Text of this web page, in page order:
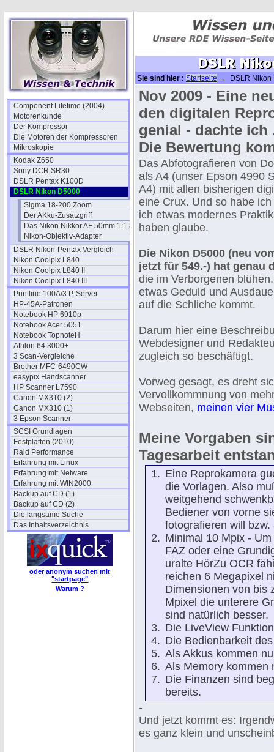
Component Lifetime (2004)
Motorenkunde
Der Kompressor
Die Motoren der Kompressoren
Mikroskopie
Kodak Z650
Sony DCR SR30
DSLR Pentax K100D
DSLR Nikon D5000
Sigma 18-200 Zoom
Der AKku-Zusatzgriff
Das Nikon Nikkor AF 50mm 1:1,8D
Nikon-Objektiv-Adapter
DSLR Nikon-Pentax Vergleich
Nikon Coolpix L840
Nikon Coolpix L840 II
Nikon Coolpix L840 III
Printline 100A/3 P-Server
HP-45A-Patronen
Notebook HP 6910p
Notebook Acer 5051
Notebook TopnoteH
Athlon 64 3000+
3 Scan-Vergleiche
Brother MFC-6490CW
easypix Handscanner
HP Scanner L7590
Canon MX310 (2)
Canon MX310 (1)
3 Epson Scanner
SCSI Grundlagen
Festplatten (2010)
Raid Performance
Erfahrung mit Linux
Erfahrung mit Netware
Erfahrung mit WIN2000
Backup auf CD (1)
Backup auf CD (2)
Die langsame Suche
Das Inhaltsverzeichnis
oder anonym suchen mit
"startpage"
Warum ?
Sie sind hier : Startseite → DSLR Nikon
Nov 2009 - Eine
den digitalen
genial - dachte ich
Die Bewertung
Das Abfotografieren von
als A4 (unser Epson 4990
A4) mit allen bisherigen
eine Crux. Und so habe
ich etwas modernes
haben glaube.
Die Nikon D5000 (neu
jetzt für 549.-) hat genau
die im Verborgenen
etwas Geduld und
auf die Schliche kommt.
Darum hier eine
Webdesigner und
zugleich so beschäftigt.
Vorweg gesagt, es dreht
Vervollkommnung von
Webseiten, meinen vier
Meine Vorgaben
Tagesarbeit
Eine Reprokamera
die Vorlagen. Also
weitgehend
Bediener von vorne
fotografieren will bzw.
Minimal 10 Mpix -
FAZ oder eine
uralte HörZu OCR
reichen 6 Megapixel
Dimensionen von bis
Mpixel die unterere
sind natürlich besser.
Die LiveView
Die Bedienbarkeit
Als Akkus kommen
Als Memory kommen
Die Finanzen sind
bereits.
-
Und jetzt kommt es:
es ganz klein und